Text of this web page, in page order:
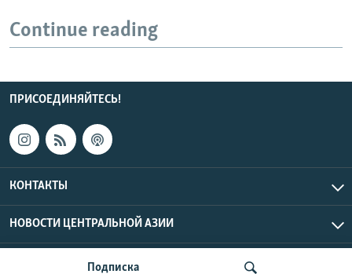
Подписка
Continue reading
ПРИСОЕДИНЯЙТЕСЬ!
КОНТАКТЫ
НОВОСТИ ЦЕНТРАЛЬНОЙ АЗИИ
CENTRAL ASIAN © 2026 RFE/RL, Inc. | Все права защищены.